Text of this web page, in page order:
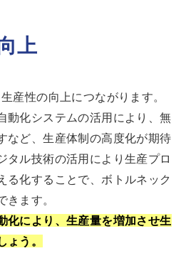
上
産性の向上につながります。
動化システムの活用により、無
など、生産体制の高度化が期待
タル技術の活用により生産プロ
る化することで、ボトルネック
きます。
化により、生産量を増加させ生
ょう。